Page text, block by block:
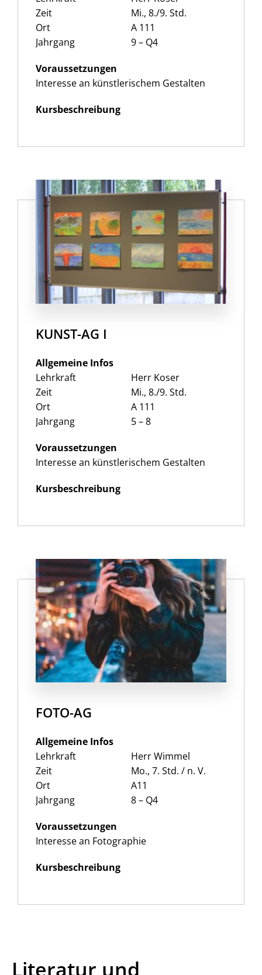
Zeit
Ort
Jahrgang
Mi., 8./9. Std.
A 111
9 – Q4
Voraussetzungen
Interesse an künstlerischem Gestalten
Kursbeschreibung
KUNST-AG I
Allgemeine Infos
Lehrkraft
Zeit
Ort
Jahrgang
Herr Koser
Mi., 8./9. Std.
A 111
5 – 8
Voraussetzungen
Interesse an künstlerischem Gestalten
Kursbeschreibung
FOTO-AG
Allgemeine Infos
Lehrkraft
Zeit
Ort
Jahrgang
Herr Wimmel
Mo., 7. Std. / n. V.
A11
8 – Q4
Voraussetzungen
Interesse an Fotographie
Kursbeschreibung
Literatur und